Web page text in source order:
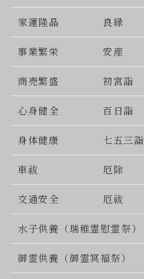
家運隆晶 良縁
事業繁栄 安産
商売繁盛 初宮詣
心身健全 百日詣
身体健康 七五三詣
車祓 厄除
交通安全 厄祓
水子供養（瑞稚霊慰霊祭）
御霊供養（御霊冥福祭）